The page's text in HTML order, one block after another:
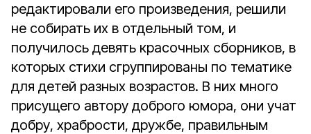
редактировали его произведения, решили
не собирать их в отдельный том, и
получилось девять красочных сборников, в
которых стихи сгруппированы по тематике
для детей разных возрастов. В них много
присущего автору доброго юмора, они учат
добру, храбрости, дружбе, правильным